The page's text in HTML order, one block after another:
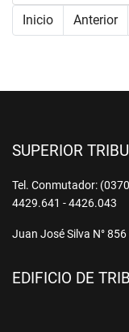
Inicio Anterior
SUPERIOR
Tel. Conmutador:
4429.641 - 4426.043
Juan José Silva N°
EDIFICIO DE